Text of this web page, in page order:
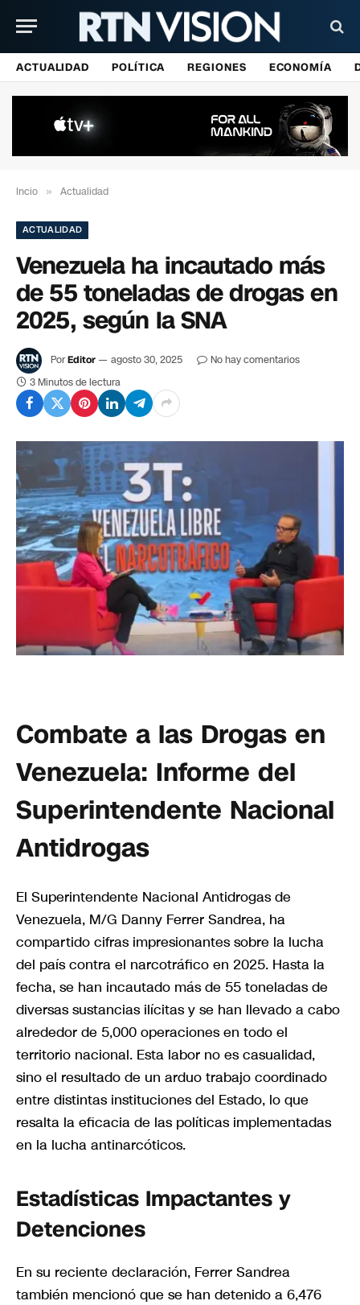
ACTUALIDAD POLÍTICA REGIONES ECONOMÍA
Incio » Actualidad
ACTUALIDAD
Venezuela ha incautado más
de 55 toneladas de drogas en
2025, según la SNA
PorEditor agosto 30, 2025
No hay comentarios
3 Minutos de lectura
Combate a las Drogas en
Venezuela: Informe del
Superintendente Nacional
Antidrogas
El Superintendente Nacional Antidrogas de
Venezuela, M/G Danny Ferrer Sandrea, ha
compartido cifras impresionantes sobre la lucha
del país contra el narcotráfico en 2025. Hasta la
fecha, se han incautado más de 55 toneladas de
diversas sustancias ilícitas y se han llevado a cabo
alrededor de 5,000 operaciones en todo el
territorio nacional. Esta labor no es casualidad,
sino el resultado de un arduo trabajo coordinado
entre distintas instituciones del Estado, lo que
resalta la eficacia de las políticas implementadas
en la lucha antinarcóticos.
Estadísticas Impactantes y
Detenciones
En su reciente declaración, Ferrer Sandrea
también mencionó que se han detenido a 6,476